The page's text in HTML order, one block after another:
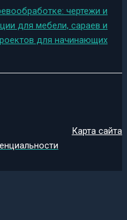
чертежи и
для мебели, сараев и
для начинающих
Карта сайта